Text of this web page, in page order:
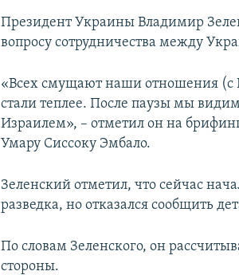
Президент Украины Владимир
вопросу сотрудничества между
«Всех смущают наши отношения (с
стали теплее. После паузы мы
Израилем», – отметил он на
Умару Сиссоку Эмбало.
Зеленский отметил, что сейчас
разведка, но отказался сообщить
По словам Зеленского, он
стороны.